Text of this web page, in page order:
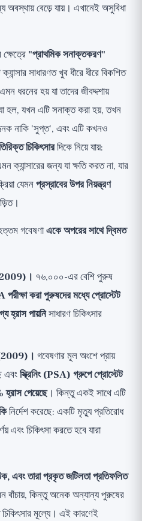
অবস্থায় বেড়ে যায়। এখানেই অসুবিধা
ক্ষেত্রে "প্রাথমিক সনাক্তকরণ"
সাধারণত খুব ধীরে ধীরে বিকশিত
ধরনের হয় যা তাদের জীবদ্দশায়
হল, যখন এটি সনাক্ত করা হয়, তখন
নাকি 'সুপ্ত', এবং এটি কখনও
চিকিৎসারদিকে নিয়ে যায়:
ক্যান্সারের জন্য যা ক্ষতি করত না, যার
যেমনপ্রস্রাবের উপর নিয়ন্ত্রণ
গবেষণাএকে অপরের সাথে দ্বিমত
৭৬,০০০-এর বেশি পুরুষ
পরীক্ষা করা পুরুষদের মধ্যে প্রোস্টেট
হ্রাস পায়নিসাধারণ চিকিৎসার
(2009)। গবেষণার মূল অংশে প্রায়
এবংস্ক্রিনিং (PSA) গ্রুপে প্রোস্টেট
হ্রাস পেয়েছে। কিন্তু একই সাথে এটি
নির্দেশ করেছে: একটি মৃত্যু প্রতিরোধ
চিকিৎসা করতে হবে যারা
এবং তারা প্রকৃত জটিলতা প্রতিফলিত
বাঁচায়, কিন্তু অনেক অন্যান্য পুরুষের
মূল্যে। এই কারণেই